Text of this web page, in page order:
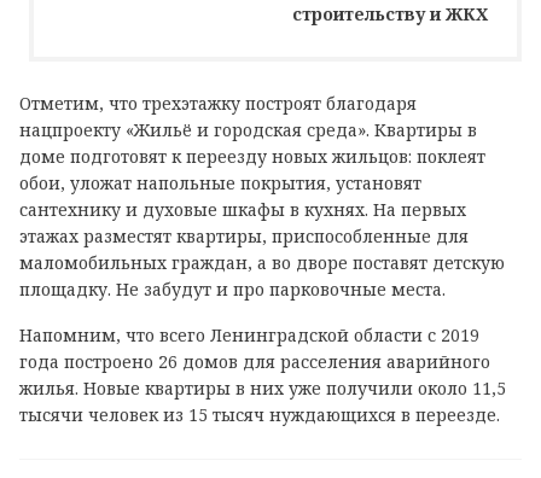
строительству и ЖКХ
Отметим, что трехэтажку построят благодаря
нацпроекту «Жильё и городская среда». Квартиры в
доме подготовят к переезду новых жильцов: поклеят
обои, уложат напольные покрытия, установят
сантехнику и духовые шкафы в кухнях. На первых
этажах разместят квартиры, приспособленные для
маломобильных граждан, а во дворе поставят детскую
площадку. Не забудут и про парковочные места.
Напомним, что всего Ленинградской области с 2019
года построено 26 домов для расселения аварийного
жилья. Новые квартиры в них уже получили около 11,5
тысячи человек из 15 тысяч нуждающихся в переезде.